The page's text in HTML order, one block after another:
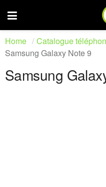
Home Catalogue
Samsung Galaxy Note 9
Samsung